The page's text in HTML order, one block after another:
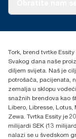
+385 913 900
H-1021
Budakeszi út
Tork, brend tvrtke
Svakog dana naše
diljem svijeta. Naš je
potrošača, pacijenata,
zemalja u sklopu
snažnih brendova kao
Libero, Libresse, Lotus,
Zewa. Tvrtka Essity je
milijardi SEK (13
nalazi se u švedskom